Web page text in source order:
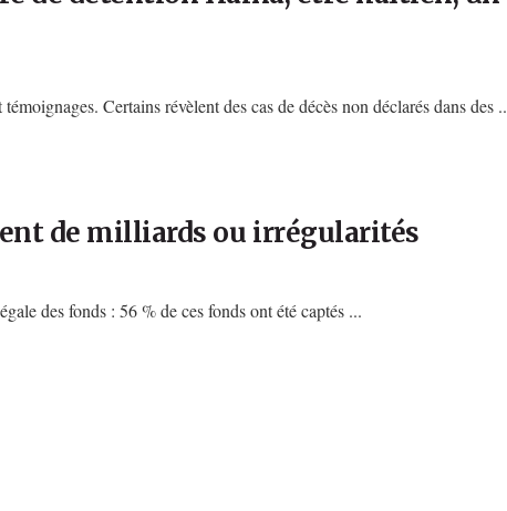
Certains révèlent des cas de décès non déclarés dans des
de milliards ou irrégularités
des fonds : 56 % de ces fonds ont été captés ...